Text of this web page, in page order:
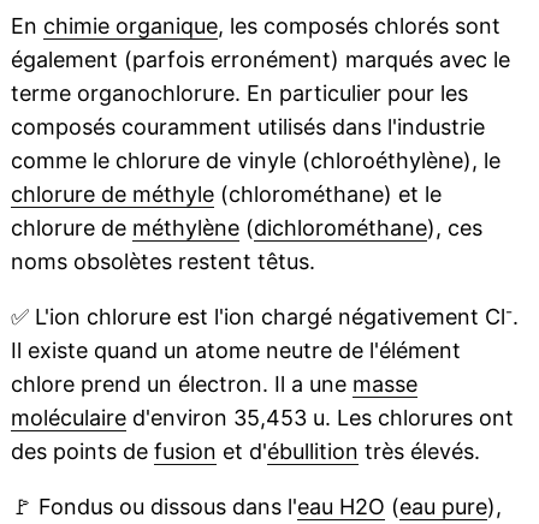
En chimie organique, les composés chlorés sont
également (parfois erronément) marqués avec le
terme organochlorure. En particulier pour les
composés couramment utilisés dans l'industrie
comme le chlorure de vinyle (chloroéthylène), le
chlorure de méthyle(chlorométhane) et le
chlorure de méthylène(dichlorométhane), ces
noms obsolètes restent têtus.
✅L'ion chlorure est l'ion chargé négativement Cl-.
Il existe quand un atome neutre de l'élément
chlore prend un électron. Il a une masse
moléculaired'environ 35,453 u. Les chlorures ont
des points de fusion et d'ébullition très élevés.
🚩 Fondus ou dissous dans l'eau H2O (eau pure),